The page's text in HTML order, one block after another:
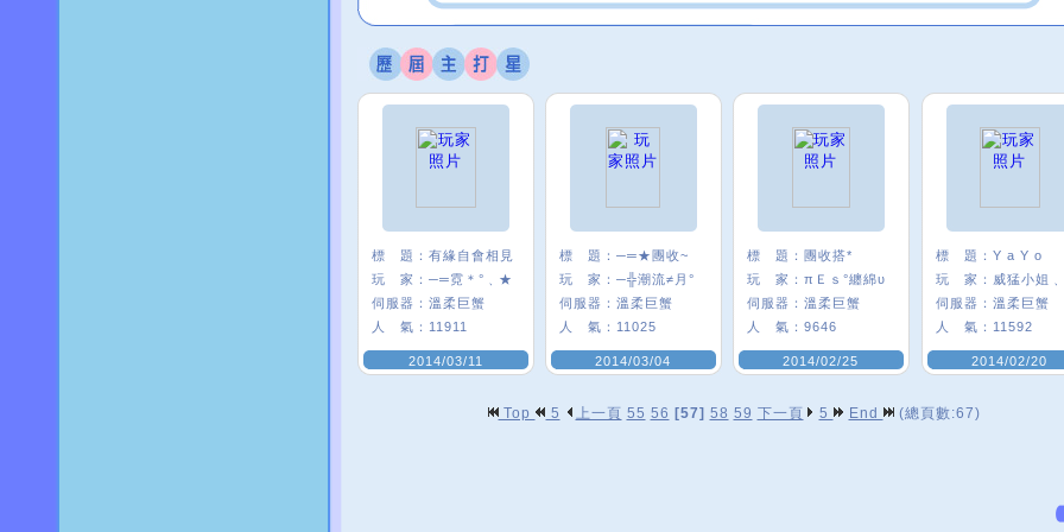
標 題： 有緣自會相見
玩 家： ─═霓＊°﹑★
伺服器： 溫柔巨蟹
人 氣： 11911
2014/03/11
標 題： ─═★團收~
玩 家： ─╬潮流≠月°
伺服器： 溫柔巨蟹
人 氣： 11025
2014/03/04
標 題： 團收搭*
玩 家： πＥｓ°纏綿υ
伺服器： 溫柔巨蟹
人 氣： 9646
2014/02/25
標 題： Y a Y o
玩 家：
伺服器： 溫柔巨蟹
人 氣： 11592
2014/02/20
Top 5 上一頁 55 56 [57] 58 59 下一頁 5 End (總頁數:67)